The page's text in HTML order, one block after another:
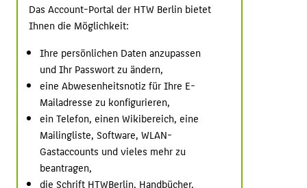
Das Account-Portal der HTW Berlin bietet
Ihnen die Möglichkeit:
Ihre persönlichen Daten anzupassen
und Ihr Passwort zu ändern,
eine Abwesenheitsnotiz für Ihre E-
Mailadresse zu konfigurieren,
ein Telefon, einen Wikibereich, eine
Mailingliste, Software, WLAN-
Gastaccounts und vieles mehr zu
beantragen,
die Schrift HTWBerlin, Handbücher,